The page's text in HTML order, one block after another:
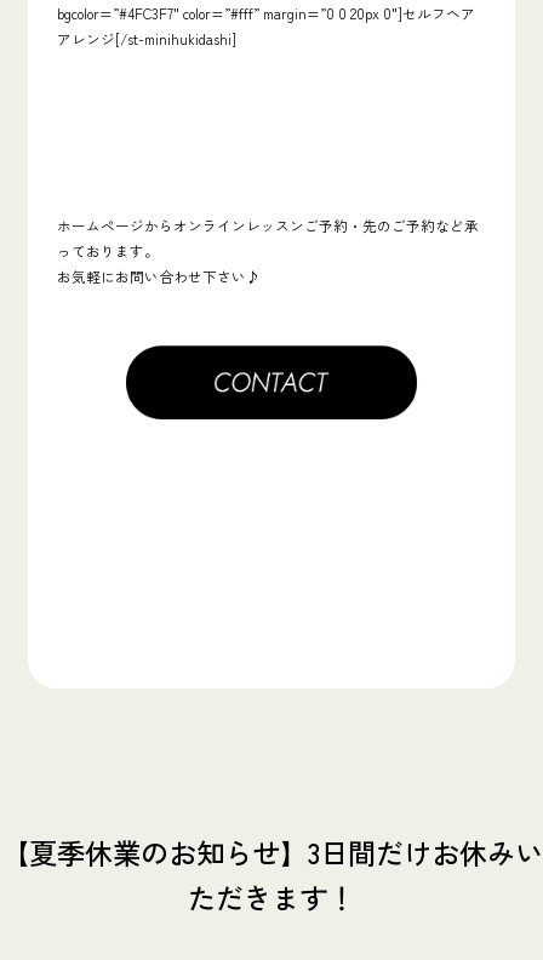
bgcolor=”#4FC3F7″ color=”#fff” margin=”0 0 20px 0″]セルフヘア
アレンジ[/st-minihukidashi]
ホームページからオンラインレッスンご予約・先のご予約など承
っております。
お気軽にお問い合わせ下さい♪
【夏季休業のお知らせ】3日間だけお休みい
ただきます！